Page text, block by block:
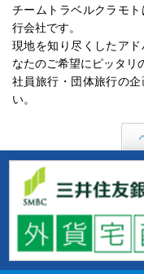
チームトラベルクラモ
行会社です。
現地を知り尽くしたア
なたのご希望にピッタリ
社員旅行・団体旅行の
い。